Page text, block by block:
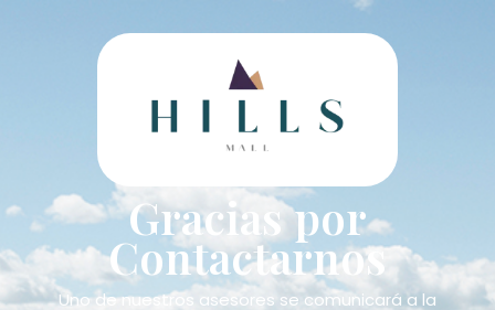
Gracias por
Contactarnos
Uno de nuestros asesores se comunicará a la